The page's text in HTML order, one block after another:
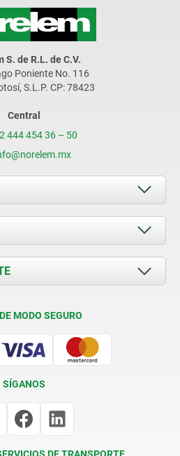
S. de R.L. de C.V.
Poniente No. 116
S.L.P. CP: 78423
Central
444 454 36 – 50
MODO SEGURO
SÍGANOS